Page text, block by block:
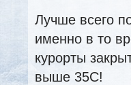
Лучше всего
именно в то
курорты
выше 35С!